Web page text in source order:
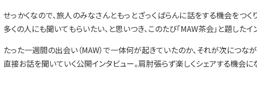
せっかくなので、旅人のみなさんともっとざっくばらんに話をする機会をつく
多くの人にも聞いてもらいたい、と思いつき、このたび「MAW茶会」と題したイ
たった一週間の出会い（MAW）で一体何が起きていたのか、それが次につな
直接お話を聞いていく公開インタビュー。肩肘張らず楽しくシェアする機会に